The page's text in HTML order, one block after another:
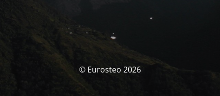
© Eurosteo 2026